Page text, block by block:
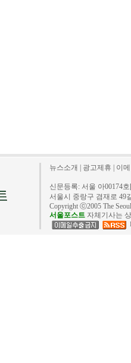
뉴스소개 광고제휴 이
신문등록: 서울 아00174
서울시 중랑구 겸재로 49
Copyright ⓒ2005 The
서울포스트 자체기사는